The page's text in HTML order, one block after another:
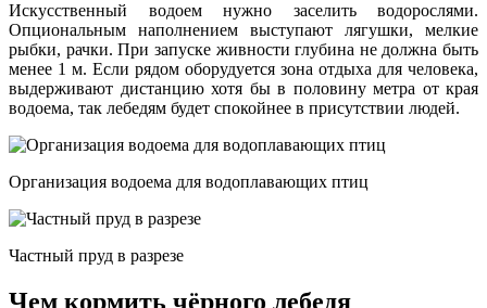
Искусственный водоем нужно заселить водорослями.
Опциональным наполнением выступают лягушки, мелкие
рыбки, рачки. При запуске живности глубина не должна быть
менее 1 м. Если рядом оборудуется зона отдыха для человека,
выдерживают дистанцию хотя бы в половину метра от края
водоема, так лебедям будет спокойнее в присутствии людей.
Организация водоема для водоплавающих птиц
Частный пруд в разрезе
Чем кормить чёрного лебедя